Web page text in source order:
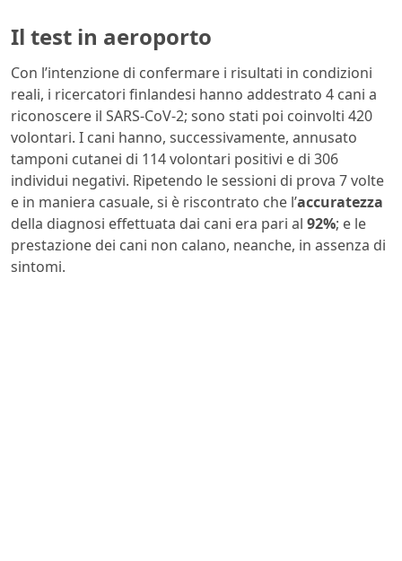
Il test in aeroporto
Con l’intenzione di confermare i risultati in condizioni
reali, i ricercatori finlandesi hanno addestrato 4 cani a
riconoscere il SARS-CoV-2; sono stati poi coinvolti 420
volontari. I cani hanno, successivamente, annusato
tamponi cutanei di 114 volontari positivi e di 306
individui negativi. Ripetendo le sessioni di prova 7 volte
e in maniera casuale, si è riscontrato che l’accuratezza
della diagnosi effettuata dai cani era pari al 92%; e le
prestazione dei cani non calano, neanche, in assenza di
sintomi.